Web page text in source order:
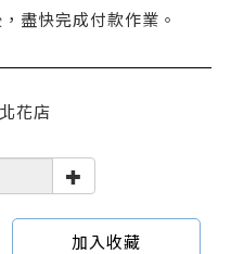
盡快完成付款作業。
花店
加入收藏